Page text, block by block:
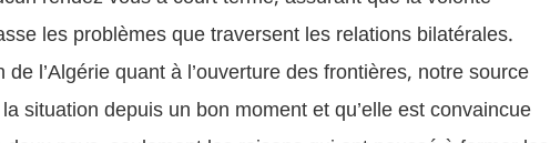
les problèmes que traversent les relations bilatérales.
l’Algérie quant à l’ouverture des frontières, notre source
situation depuis un bon moment et qu’elle est convaincue